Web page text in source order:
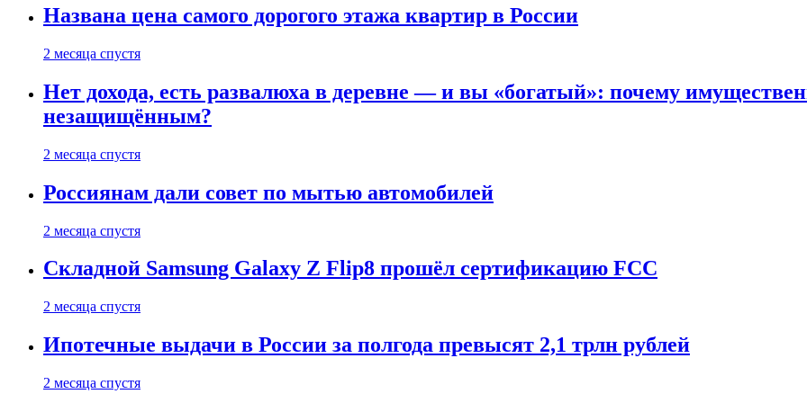
Названа цена самого дорогого этажа квартир в России
2 месяца спустя
Нет дохода, есть развалюха в деревне — и вы «богатый»: почему
незащищённым?
2 месяца спустя
Россиянам дали совет по мытью автомобилей
2 месяца спустя
Складной Samsung Galaxy Z Flip8 прошёл сертификацию FCC
2 месяца спустя
Ипотечные выдачи в России за полгода превысят 2,1 трлн рублей
2 месяца спустя